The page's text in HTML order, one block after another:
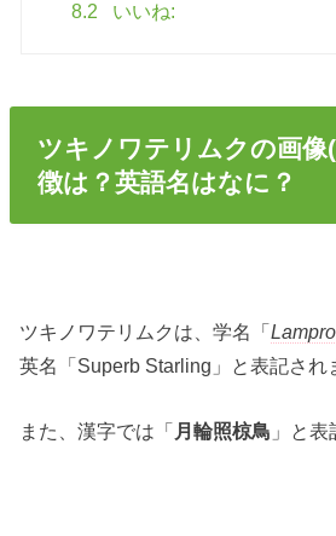
8.2 いいね:
ツキノワテリムクの画像
徴は？英語名はなに？
ツキノワテリムクは、学名「
英名「Superb Starling」と表記され
また、漢字では「 月輪照椋鳥 」と表